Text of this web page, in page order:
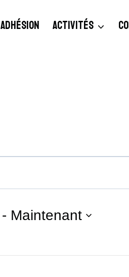
ADHÉSION ACTIVITÉS
- Maintenant